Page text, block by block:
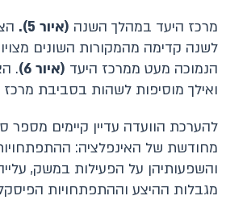
מרכז היעד במהלך השנה (איור 5).
לשנה קדימה מהמקורות השונים
הנמוכה מעט ממרכז היעד (איור 6)
.
ואילך מוסיפות לשהות בסביבת מרכז
להערכת הוועדה עדיין קיימים מספר
מחודשת של האינפלציה: ההתפתחויות
והשפעותיהן על הפעילות במשק,
מגבלות ההיצע וההתפתחויות